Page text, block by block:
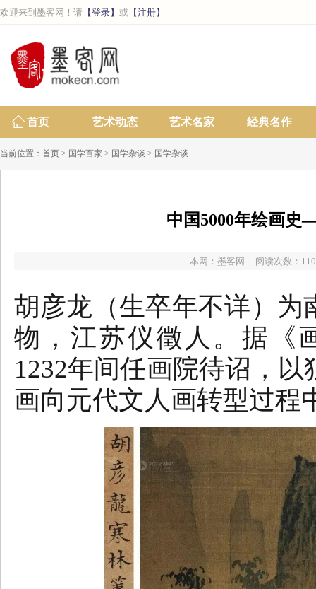
欢迎来到墨客网！请 【登录】 或 【注册】
首页 艺术动态 艺术名家 经典名作
当前位置： 首页 > 国学百家 > 国学杂谈 > 国学杂谈
中国5000年绘画史
本网：墨客网 | 阅读次数：
胡彦龙（生卒年不详）为
物，江苏仪徵人。据《
1232年间任画院待诏，
画向元代文人画转型过程